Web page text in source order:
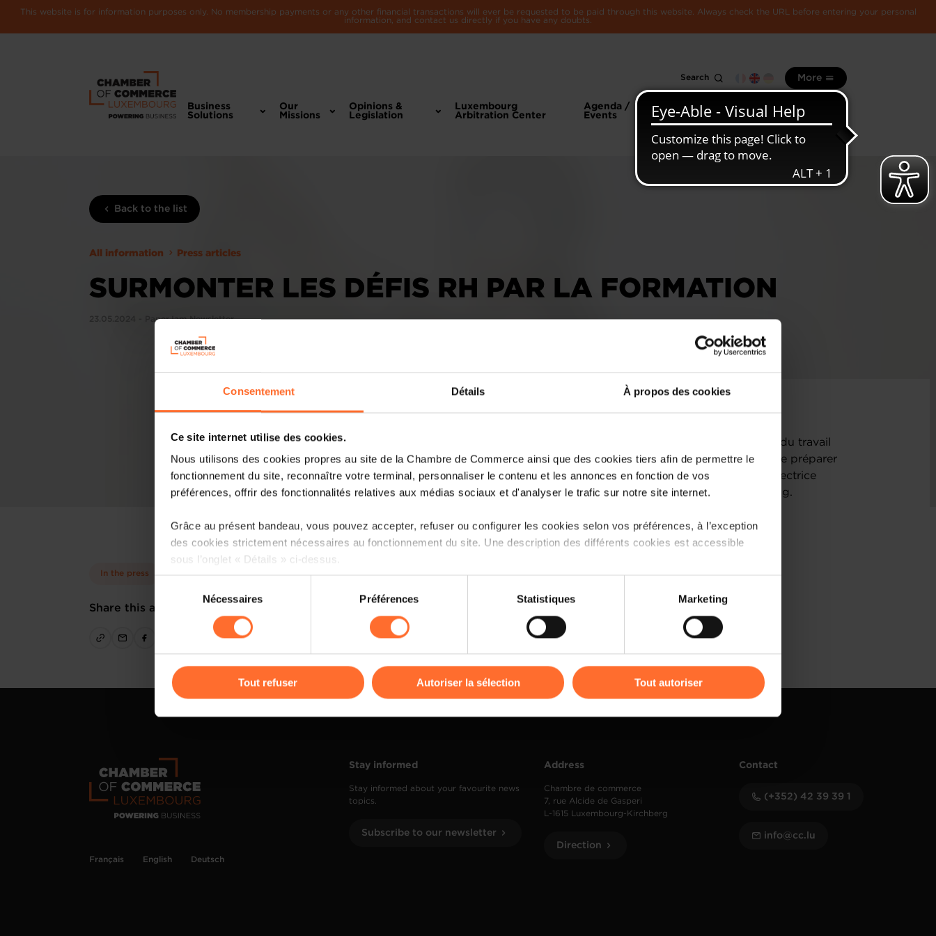
Consentement Détails À propos des cookies
Ce site internet utilise des cookies.
Nous utilisons des cookies propres au site de la Chambre de Commerce ainsi que des cookies tiers afin de permettre le
fonctionnement du site, reconnaître votre terminal, personnaliser le contenu et les annonces en fonction de vos
préférences, offrir des fonctionnalités relatives aux médias sociaux et d'analyser le trafic sur notre site internet.
Grâce au présent bandeau, vous pouvez accepter, refuser ou configurer les cookies selon vos préférences, à l’exception
des cookies strictement nécessaires au fonctionnement du site. Une description des différents cookies est accessible
sous l’onglet « Détails » ci-dessus.
Il est précisé que la navigation sur le site et certaines fonctionnalités (ex : lecture de vidéos, partage sur les réseaux
cas de refus de tous les cookies ou des cookies non nécessaires.
gauche de chaque page.
consentement
Nécessaires Préférences Statistiques Marketing
Tout refuser Autoriser la sélection Tout autoriser
This website is for information purposes only. No membership payments or any other financial transactions will ever be requested to be paid through this website. Always check the URL before entering your personal
information, and contact us directly if you have any doubts.
Search More
Business
Solutions
Our
Missions
Opinions &
Legislation
Luxembourg
Arbitration Center
Agenda /
Events
information
Luxembourg
economy
Back to the list
All information Press articles
SURMONTER LES DÉFIS RH PAR LA FORMATION
23.05.2024 - PaperJam Newsletter
In the press
Share this article
Pénurie des talents, IA et nouveaux métiers…: la mutation du monde du travail
s’est amorcée et s’accélère. Face à cette réalité, le Luxembourg doit se préparer
et se former pour rester compétitif. Rencontre avec Muriel Morbé, Directrice
Formation à la Chambre de Commerce et CEO de la House of Training.
Lire la suite
Français English Deutsch
Stay informed
Stay informed about your favourite news
topics.
Subscribe to our newsletter
Address
Chambre de commerce
7, rue Alcide de Gasperi
L-1615 Luxembourg-Kirchberg
Direction
Contact
(+352) 42 39 39 1
info@cc.lu